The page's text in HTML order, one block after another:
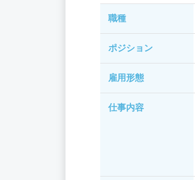
職種
ポジション
雇用形態
仕事内容